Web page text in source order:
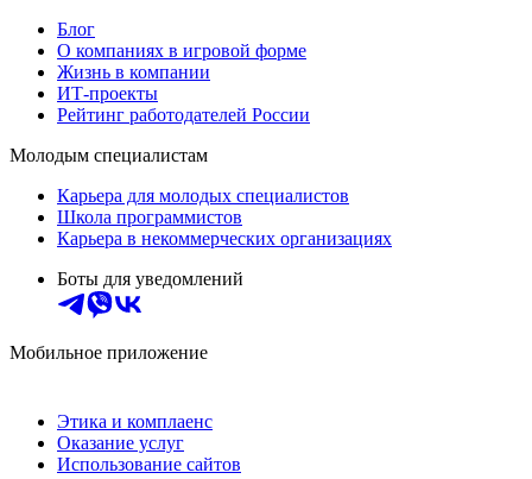
Блог
О компаниях в игровой форме
Жизнь в компании
ИТ-проекты
Рейтинг работодателей России
Молодым специалистам
Карьера для молодых специалистов
Школа программистов
Карьера в некоммерческих организациях
Боты для уведомлений
Мобильное приложение
Этика и комплаенс
Оказание услуг
Использование сайтов